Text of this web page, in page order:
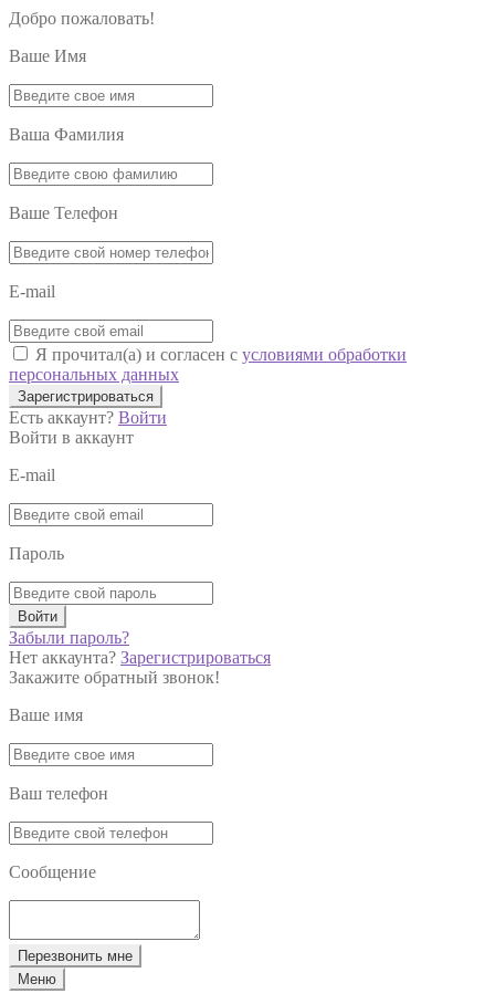
Добро пожаловать!
Ваше Имя
Ваша Фамилия
Ваше Телефон
E-mail
Я прочитал(а) и согласен с условиями обработки
персональных данных
Зарегистрироваться
Есть аккаунт? Войти
Войти в аккаунт
E-mail
Пароль
Войти
Забыли пароль?
Нет аккаунта? Зарегистрироваться
Закажите обратный звонок!
Ваше имя
Ваш телефон
Сообщение
Перезвонить мне
Меню